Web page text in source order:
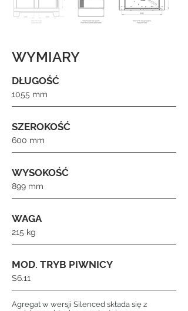
WYMIARY
DŁUGOŚĆ
1055 mm
SZEROKOŚĆ
600 mm
WYSOKOŚĆ
899 mm
WAGA
215 kg
MOD. TRYB PIWNICY
S6.11
Agregat w wersji Silenced składa się z